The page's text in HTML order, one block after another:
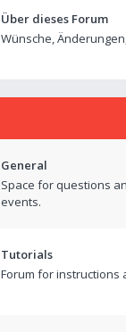
Über dieses Forum
Wünsche,
General
Space for questions
events.
Tutorials
Forum for instructions